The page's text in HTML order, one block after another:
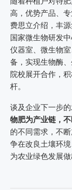
高，优势产品、
费思立介绍，丰
国家微生物研发
仪器室、微生物
备，实现生物酶
院校展开合作，
杆。
谈及企业下一步
物肥为产业链，
的不同需求，不
争在改良土壤环
为农业绿色发展做